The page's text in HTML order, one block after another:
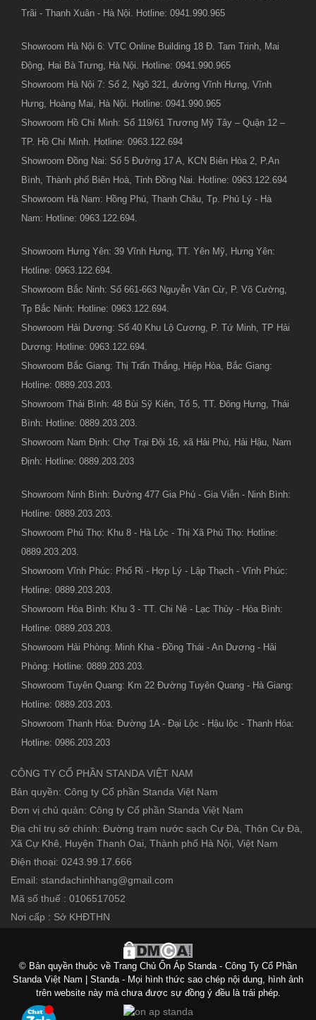
Trãi - Thanh Xuân - Hà Nội. Hotline: 0941.990.965
Showroom Hà Nội 6: VTC Online Building 18 Đ. Tam Trinh, Mai
Động, Hai Bà Trưng, Hà Nội. Hotline: 0941.990.965
Showroom Hà Nội 7: Số 2, Ngõ 321, đường Vĩnh Hưng, Vĩnh
Hưng, Hoàng Mai, Hà Nội. Hotline: 0941.990.965
Showroom Hồ Chí Minh: Số 119/61 Trương Mỹ Tây – Quận 12 –
TP. Hồ Chí Minh. Hotline: 0963.122.694
Showroom Đồng Nai: Số 5 Đường 17 A, KCN Biên Hòa 2, P.An
Bình, Thành phố Biên Hoà, Tỉnh Đồng Nai. Hotline: 0963.122.694
Showroom Hà Nam: Hồng Phú, Thanh Châu, Tp. Phủ Lý - Hà
Nam: Hotline: 0963.122.694.
Showroom Hưng Yên: 39 Vĩnh Hưng, TT. Yên Mỹ, Hưng Yên:
Hotline: 0963.122.694.
Showroom Bắc Ninh: Số 661-663 Nguyễn Văn Cừ, P. Võ Cường,
Tp Bắc Ninh: Hotline: 0963.122.694.
Showroom Hải Dương: Số 40 Khu Lộ Cương, P. Tứ Minh, TP Hải
Dương: Hotline: 0963.122.694.
Showroom Bắc Giang: Thị Trấn Thắng, Hiệp Hòa, Bắc Giang:
Hotline: 0889.203.203.
Showroom Thái Bình: 48 Bùi Sỹ Kiên, Tổ 5, TT. Đông Hưng, Thái
Bình: Hotline: 0889.203.203.
Showroom Nam Định: Chợ Trại Đội 16, xã Hải Phú, Hải Hậu, Nam
Định: Hotline: 0889.203.203
Showroom Ninh Bình: Đường 477 Gia Phú - Gia Viễn - Ninh Bình:
Hotline: 0889.203.203.
Showroom Phú Thọ: Khu 8 - Hà Lộc - Thị Xã Phú Thọ: Hotline:
0889.203.203.
Showroom Vĩnh Phúc: Phố Ri - Hợp Lý - Lập Thạch - Vĩnh Phúc:
Hotline: 0889.203.203.
Showroom Hòa Bình: Khu 3 - TT. Chi Nê - Lạc Thủy - Hòa Bình:
Hotline: 0889.203.203.
Showroom Hải Phòng: Minh Kha - Đồng Thái - An Dương - Hải
Phòng: Hotline: 0889.203.203.
Showroom Tuyên Quang: Km 22 Đường Tuyên Quang - Hà Giang:
Hotline: 0889.203.203.
Showroom Thanh Hóa: Đường 1A - Đại Lộc - Hậu lộc - Thanh Hóa:
Hotline: 0986.203.203
CÔNG TY CỔ PHẦN STANDA VIỆT NAM
Bản quyền: Công ty Cổ phần Standa Việt Nam
Đơn vị chủ quản: Công ty Cổ phần Standa Việt Nam
Địa chỉ trụ sở chính: Đường trạm nước sạch Cự Đà, Thôn Cự Đà,
Xã Cự Khê, Huyện Thanh Oai, Thành phố Hà Nội, Việt Nam
Điện thoại: 0243.99.17.666
Email: standachinhhang@gmail.com
Mã số thuế : 0106517052
Nơi cấp : Sở KHĐTHN
© Bản quyền thuộc về Trang Chủ Ổn Áp Standa - Công Ty Cổ Phần
Standa Việt Nam | Standa - Mọi hình thức sao chép nội dung, hình ảnh
trên website này mà chưa được sự đồng ý đều là trái phép.